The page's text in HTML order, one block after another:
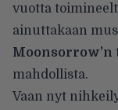
vuotta
ainuttakaan
Moonsorrow’n
mahdollista.
Vaan nyt